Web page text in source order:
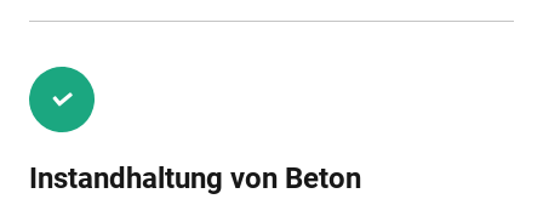
Instandhaltung von Beton